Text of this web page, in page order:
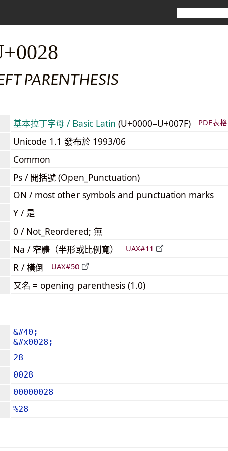
PARENTHESIS
基本拉丁字母 / Basic Latin (U+0000–U+007F) PDF表格
Unicode 1.1 發布於 1993/06
Common
Ps / 開括號 (Open_Punctuation)
ON / most other symbols and punctuation marks
Y / 是
0 / Not_Reordered; 無
Na / 窄體（半形或比例寬） UAX#11
R / 橫倒 UAX#50
又名 = opening parenthesis (1.0)
&#40;
&#x0028;
28
0028
00000028
%28